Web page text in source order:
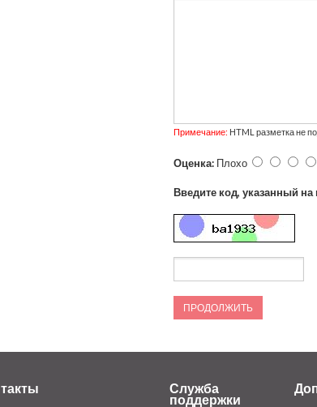
Примечание: HTML разметка не
Оценка: Плохо
Введите код, указанный на
ПРОДОЛЖИТЬ
Служба
поддержки